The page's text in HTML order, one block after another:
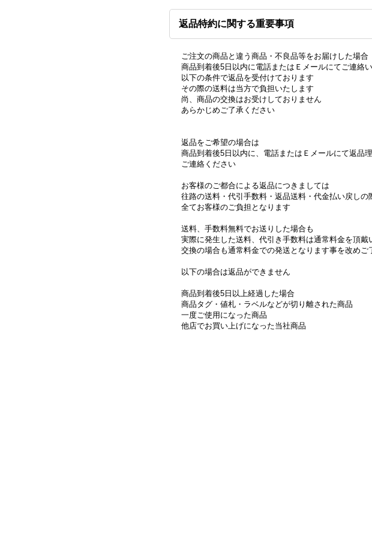
返品特約に関する重要事項
ご注文の商品と違う商品・不良品等をお届けした場合
商品到着後5日以内に電話またはＥメールにてご連絡
以下の条件で返品を受付けております
その際の送料は当方で負担いたします
尚、商品の交換はお受けしておりません
あらかじめご了承ください
返品をご希望の場合は
商品到着後5日以内に、電話またはＥメールにて返品
ご連絡ください
お客様のご都合による返品につきましては
往路の送料・代引手数料・返品送料・代金払い戻しの
全てお客様のご負担となります
送料、手数料無料でお送りした場合も
実際に発生した送料、代引き手数料は通常料金を頂戴
交換の場合も通常料金での発送となります事を改めご
以下の場合は返品ができません
商品到着後5日以上経過した場合
商品タグ・値札・ラベルなどが切り離された商品
一度ご使用になった商品
他店でお買い上げになった当社商品